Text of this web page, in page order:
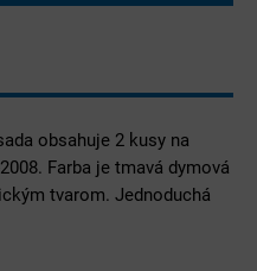
obsahuje 2 kusy na
Farba je tmavá dymová
tvarom. Jednoduchá